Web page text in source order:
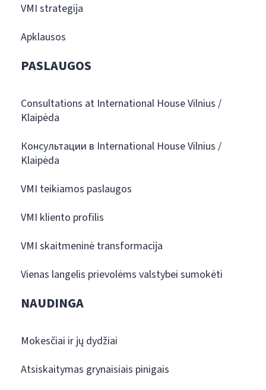
VMI strategija
Apklausos
PASLAUGOS
Consultations at International House Vilnius /
Klaipėda
Консультации в International House Vilnius /
Klaipėda
VMI teikiamos paslaugos
VMI kliento profilis
VMI skaitmeninė transformacija
Vienas langelis prievolėms valstybei sumokėti
NAUDINGA
Mokesčiai ir jų dydžiai
Atsiskaitymas grynaisiais pinigais